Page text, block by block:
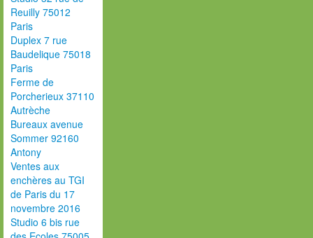
Reuilly 75012
Paris
Duplex 7 rue
Baudelique 75018
Paris
Ferme de
Porcherieux 37110
Autrèche
Bureaux avenue
Sommer 92160
Antony
Ventes aux
enchères au TGI
de Paris du 17
novembre 2016
Studio 6 bis rue